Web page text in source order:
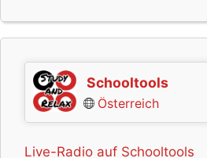
Schooltools
Österreich
Live-Radio auf Schooltools